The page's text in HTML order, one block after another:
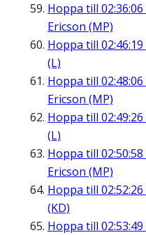
Hoppa till 02:36:06
Ericson (MP)
Hoppa till 02:46:19
(L)
Hoppa till 02:48:06
Ericson (MP)
Hoppa till 02:49:26
(L)
Hoppa till 02:50:58
Ericson (MP)
Hoppa till 02:52:26
(KD)
Hoppa till 02:53:49